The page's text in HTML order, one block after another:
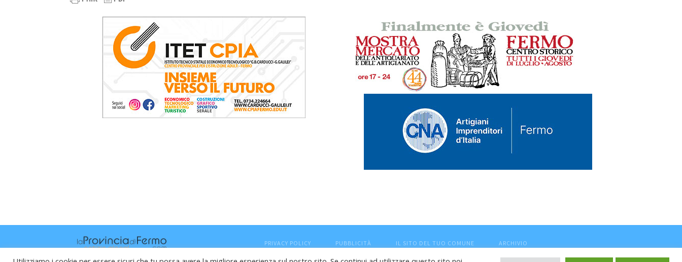
PRIVACY POLICY PUBBLICITÀ IL SITO DEL TUO COMUNE ARCHIVIO